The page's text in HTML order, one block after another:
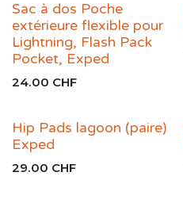
Sac à dos Poche
extérieure flexible pour
Lightning, Flash Pack
Pocket, Exped
24.00 CHF
Hip Pads lagoon (paire)
Exped
29.00 CHF